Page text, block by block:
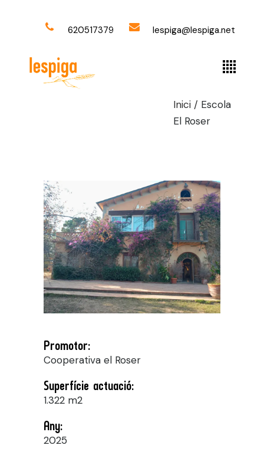
620517379 lespiga@lespiga.net
Inici / Escola
El Roser
Promotor:
Cooperativa el Roser
Superfície actuació:
1.322 m2
Any:
2025